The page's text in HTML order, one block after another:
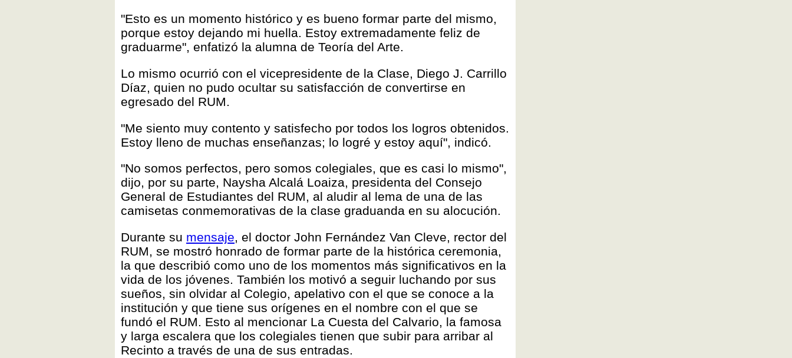
"Esto es un momento histórico y es bueno formar parte del mismo,
porque estoy dejando mi huella. Estoy extremadamente feliz de
graduarme", enfatizó la alumna de Teoría del Arte.
Lo mismo ocurrió con el vicepresidente de la Clase, Diego J. Carrillo
Díaz, quien no pudo ocultar su satisfacción de convertirse en
egresado del RUM.
"Me siento muy contento y satisfecho por todos los logros obtenidos.
Estoy lleno de muchas enseñanzas; lo logré y estoy aquí", indicó.
"No somos perfectos, pero somos colegiales, que es casi lo mismo",
dijo, por su parte, Naysha Alcalá Loaiza, presidenta del Consejo
General de Estudiantes del RUM, al aludir al lema de una de las
camisetas conmemorativas de la clase graduanda en su alocución.
Durante su mensaje, el doctor John Fernández Van Cleve, rector del
RUM, se mostró honrado de formar parte de la histórica ceremonia,
la que describió como uno de los momentos más significativos en la
vida de los jóvenes. También los motivó a seguir luchando por sus
sueños, sin olvidar al Colegio, apelativo con el que se conoce a la
institución y que tiene sus orígenes en el nombre con el que se
fundó el RUM. Esto al mencionar La Cuesta del Calvario, la famosa
y larga escalera que los colegiales tienen que subir para arribar al
Recinto a través de una de sus entradas.